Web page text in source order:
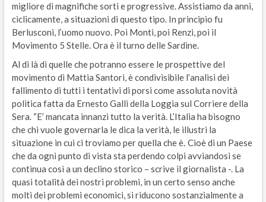
migliore di magnifiche sorti e progressive. Assistiamo da anni,
ciclicamente, a situazioni di questo tipo. In principio fu
Berlusconi, l’uomo nuovo. Poi Monti, poi Renzi, poi il
Movimento 5 Stelle. Ora è il turno delle Sardine.
Al di là di quelle che potranno essere le prospettive del
movimento di Mattia Santori, è condivisibile l’analisi dei
fallimento di tutti i tentativi di porsi come assoluta novità
politica fatta da Ernesto Galli della Loggia sul Corriere della
Sera. “E’ mancata innanzi tutto la verità. L’Italia ha bisogno
che chi vuole governarla le dica la verità, le illustri la
situazione in cui ci troviamo per quella che è. Cioè di un Paese
che da ogni punto di vista sta perdendo colpi avviandosi se
continua così a un declino storico – scrive il giornalista -. La
quasi totalità dei nostri problemi, in un certo senso anche
molti dei problemi economici, si riducono sostanzialmente a